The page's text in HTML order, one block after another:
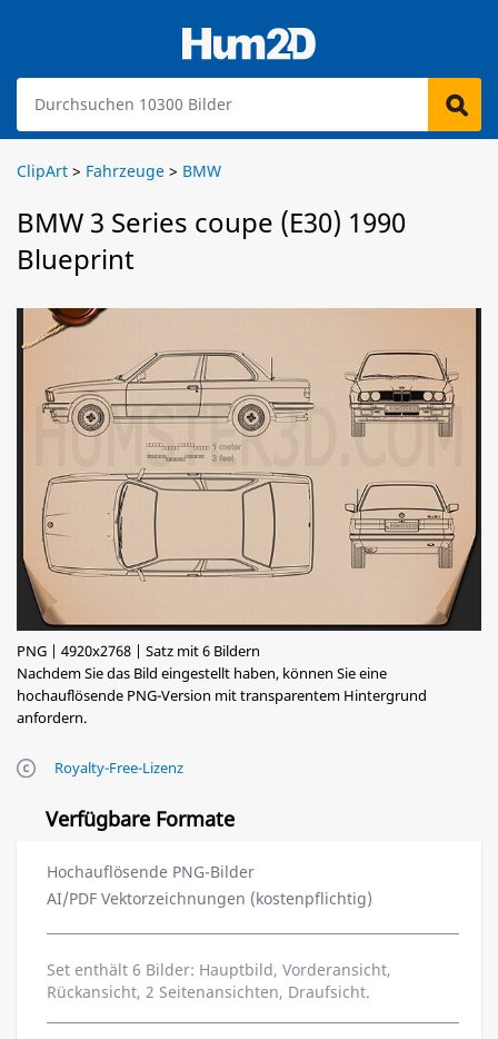
ClipArt > Fahrzeuge > BMW
BMW 3 Series coupe (E30) 1990
Blueprint
PNG | 4920x2768 | Satz mit 6 Bildern
Nachdem Sie das Bild eingestellt haben, können Sie eine
hochauflösende PNG-Version mit transparentem Hintergrund
anfordern.
Royalty-Free-Lizenz
Verfügbare Formate
Hochauflösende PNG-Bilder
AI/PDF Vektorzeichnungen (kostenpflichtig)
Set enthält 6 Bilder: Hauptbild, Vorderansicht,
Rückansicht, 2 Seitenansichten, Draufsicht.